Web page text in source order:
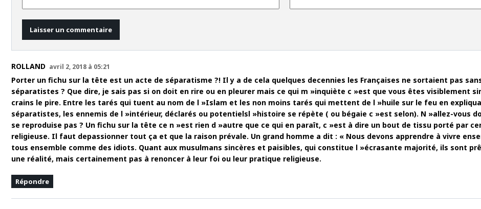
ROLLAND avril 2, 2018 à 05:21
Porter un fichu sur la tête est un acte de séparatisme ?! Il y a de cela quelques decennies les Françaises ne sortaient pas
séparatistes ? Que dire, je sais pas si on doit en rire ou en pleurer mais ce qui m »inquiète c »est que vous êtes visiblement
crains le pire. Entre les tarés qui tuent au nom de l »Islam et les non moins tarés qui mettent de l »huile sur le feu en
séparatistes, les ennemis de l »intérieur, déclarés ou potentielsl »histoire se répète ( ou bégaie c »est selon). N »allez-vous
se reproduise pas ? Un fichu sur la tête ce n »est rien d »autre que ce qui en paraît, c »est à dire un bout de tissu porté par
religieuse. Il faut depassionner tout ça et que la raison prévale. Un grand homme a dit : « Nous devons apprendre à vivre
tous ensemble comme des idiots. Quant aux musulmans sincères et paisibles, qui constitue l »écrasante majorité, ils sont
une réalité, mais certainement pas à renoncer à leur foi ou leur pratique religieuse.
Répondre